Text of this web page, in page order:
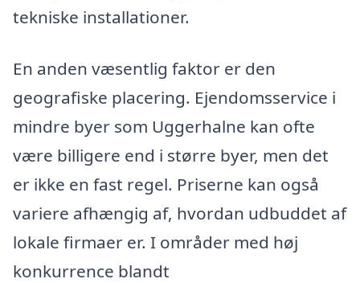
tekniske installationer.
En anden væsentlig faktor er den
geografiske placering. Ejendomsservice i
mindre byer som Uggerhalne kan ofte
være billigere end i større byer, men det
er ikke en fast regel. Priserne kan også
variere afhængig af, hvordan udbuddet af
lokale firmaer er. I områder med høj
konkurrence blandt